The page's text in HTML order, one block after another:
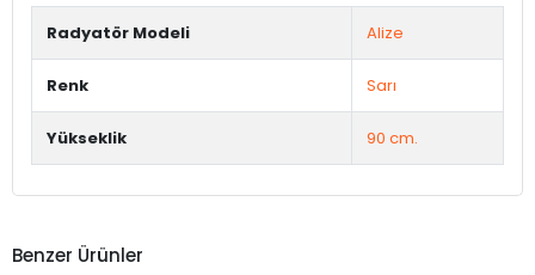
Radyatör Modeli Alize
Renk Sarı
Yükseklik 90 cm.
Benzer Ürünler